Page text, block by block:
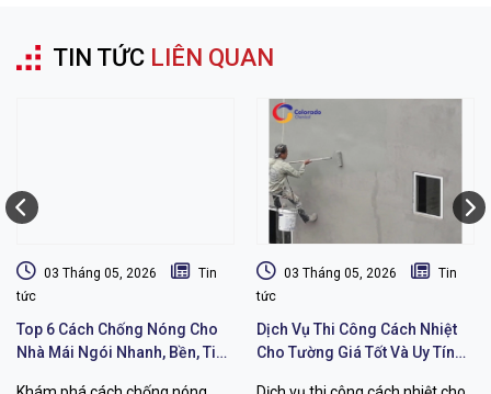
TIN TỨC LIÊN QUAN
03 Tháng 05, 2026
Tin
tức
Top 6 Cách Chống Nóng Cho
Nhà Mái Ngói Nhanh, Bền, Tiết
03 Tháng 05, 2026
Tin
tức
Dịch Vụ Thi Công Cách Nhiệt
Cho Tường Giá Tốt Và Uy Tín